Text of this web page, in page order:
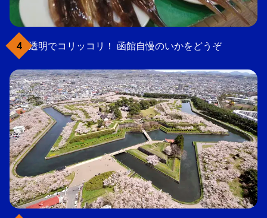
透明でコリッコリ！ 函館自慢のいかをどうぞ